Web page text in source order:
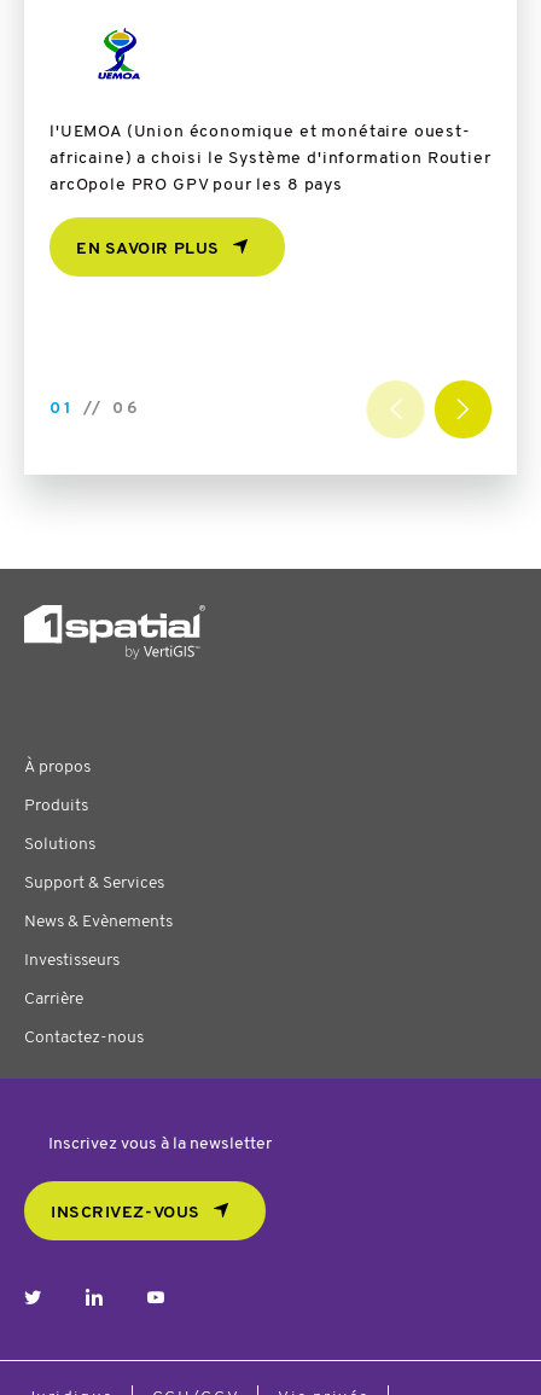
l'UEMOA (Union économique et monétaire ouest-
africaine) a choisi le Système d'information Routier
arcOpole PRO GPV pour les 8 pays
EN SAVOIR PLUS
01 // 06
À propos
Produits
Solutions
Support & Services
News & Evènements
Investisseurs
Carrière
Contactez-nous
Inscrivez vous à la newsletter
INSCRIVEZ-VOUS